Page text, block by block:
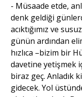
- Müsaade etde,
denk geldiği
acıktığımız ve
günün ardından
hızlıca –bizim bir
davetine yetişmek
biraz geç. Anladık
gidecek. Yol